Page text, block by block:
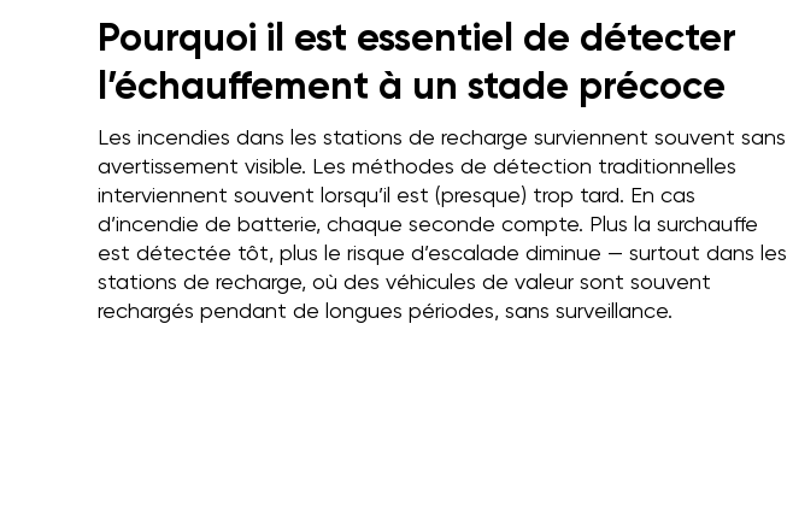
Pourquoi il est essentiel de détecter
l’échauffement à un stade précoce
Les incendies dans les stations de recharge surviennent souvent sans
avertissement visible. Les méthodes de détection traditionnelles
interviennent souvent lorsqu’il est (presque) trop tard. En cas
d’incendie de batterie, chaque seconde compte. Plus la surchauffe
est détectée tôt, plus le risque d’escalade diminue — surtout dans les
stations de recharge, où des véhicules de valeur sont souvent
rechargés pendant de longues périodes, sans surveillance.